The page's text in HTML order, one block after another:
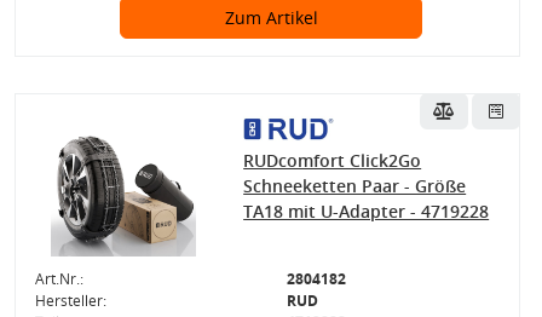
Zum Artikel
RUDcomfort Click2Go
Schneeketten Paar - Größe
TA18 mit U-Adapter - 4719228
Art.Nr.:
2804182
Hersteller:
RUD